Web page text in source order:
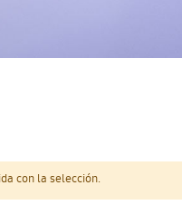
con la selección.